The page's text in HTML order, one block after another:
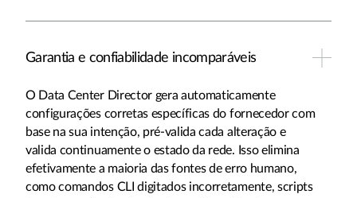
Garantia e confiabilidade incomparáveis
O Data Center Director gera automaticamente
configurações corretas específicas do fornecedor com
base na sua intenção, pré-valida cada alteração e
valida continuamente o estado da rede. Isso elimina
efetivamente a maioria das fontes de erro humano,
como comandos CLI digitados incorretamente, scripts